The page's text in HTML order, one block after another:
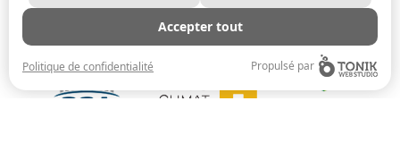
Accepter tout
Politique de confidentialité Propulsé par